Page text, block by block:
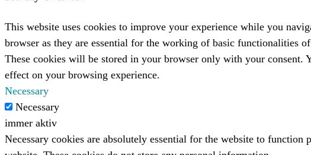
This website uses cookies to improve your experience while you
browser as they are essential for the working of basic functionalities
These cookies will be stored in your browser only with your consent.
effect on your browsing experience.
Necessary
Necessary
immer aktiv
Necessary cookies are absolutely essential for the website to